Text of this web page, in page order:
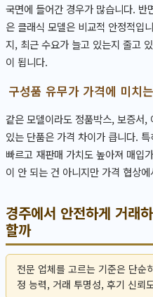
국면에 들어간 경우가 많습니다. 반
은 클래식 모델은 비교적 안정적입
지, 최근 수요가 늘고 있는지 줄고
이 됩니다.
구성품 유무가 가격에 미치
같은 모델이라도 정품박스, 보증서
있는 단품은 가격 차이가 큽니다.
빠르고 재판매 가치도 높아져 매입
이 안 되는 건 아니지만 가격 협상
경주에서 안전하게 거래
할까
전문 업체를 고르는 기준은 단순
정 능력, 거래 투명성, 후기 신뢰